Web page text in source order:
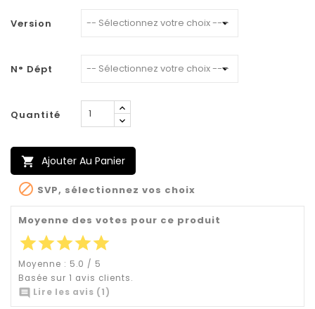
Version
N° Dépt
Quantité
 Ajouter Au Panier
 SVP, sélectionnez vos choix
Moyenne des votes pour ce produit
starstarstarstarstar
Moyenne : 5.0 / 5
Basée sur 1 avis clients.
 Lire les avis (1)